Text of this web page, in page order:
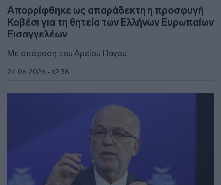
Απορρίφθηκε ως απαράδεκτη η προσφυγή
Κοβέσι για τη θητεία των Ελλήνων Ευρωπαίων
Εισαγγελέων
Με απόφαση του Αρείου Πάγου
24.06.2026 - 12:38